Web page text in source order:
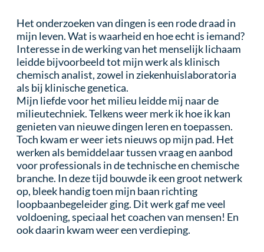
Het onderzoeken van dingen is een rode draad in
mijn leven. Wat is waarheid en hoe echt is iemand?
Interesse in de werking van het menselijk lichaam
leidde bijvoorbeeld tot mijn werk als klinisch
chemisch analist, zowel in ziekenhuislaboratoria
als bij klinische genetica.
Mijn liefde voor het milieu leidde mij naar de
milieutechniek. Telkens weer merk ik hoe ik kan
genieten van nieuwe dingen leren en toepassen.
Toch kwam er weer iets nieuws op mijn pad. Het
werken als bemiddelaar tussen vraag en aanbod
voor professionals in de technische en chemische
branche. In deze tijd bouwde ik een groot netwerk
op, bleek handig toen mijn baan richting
loopbaanbegeleider ging. Dit werk gaf me veel
voldoening, speciaal het coachen van mensen! En
ook daarin kwam weer een verdieping.